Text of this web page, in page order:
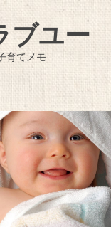
ブユー
育てメモ